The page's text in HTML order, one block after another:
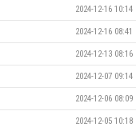
2024-12-16 10:14
2024-12-16 08:41
2024-12-13 08:16
2024-12-07 09:14
2024-12-06 08:09
2024-12-05 10:18